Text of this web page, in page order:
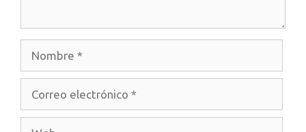
electrónico